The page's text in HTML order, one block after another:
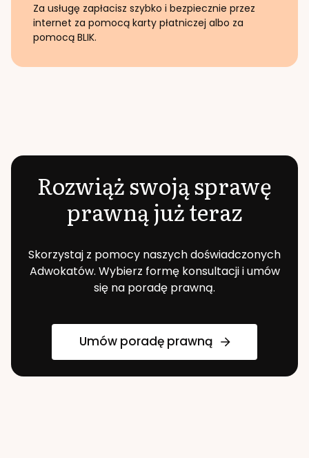
Za usługę zapłacisz szybko i bezpiecznie przez
internet za pomocą karty płatniczej albo za
pomocą BLIK.
Rozwiąż swoją sprawę
prawną już teraz
Skorzystaj z pomocy naszych doświadczonych
Adwokatów. Wybierz formę konsultacji i umów
się na poradę prawną.
Umów poradę prawną